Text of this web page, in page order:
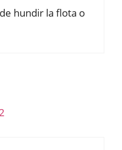
hundir la flota o